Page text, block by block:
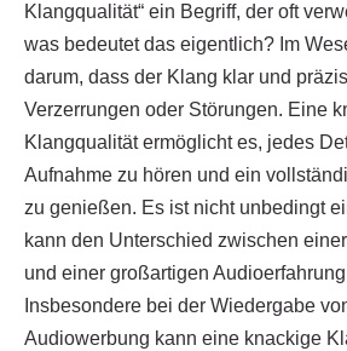
Klangqualität“ ein Begriff, der oft
was bedeutet das eigentlich? Im
darum, dass der Klang klar und
Verzerrungen oder Störungen. Eine
Klangqualität ermöglicht es, jedes
Aufnahme zu hören und ein
zu genießen. Es ist nicht unbedingt
kann den Unterschied zwischen
und einer großartigen
Insbesondere bei der Wiedergabe
Audiowerbung kann eine knackige